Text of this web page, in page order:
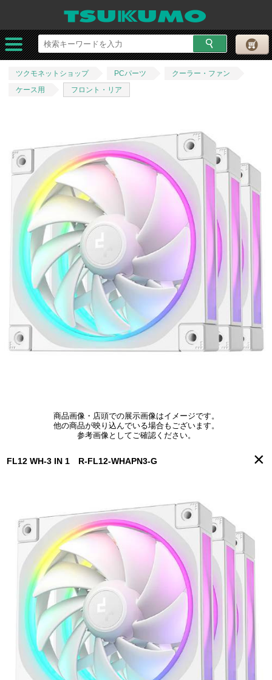
ツクモネットショップ PCパーツ
クーラー・ファン
ケース用
フロント・リア
商品画像・店頭での展示画像はイメージです。
他の商品が映り込んでいる場合もございます。
参考画像としてご確認ください。
×
FL12 WH-3 IN 1 R-FL12-WHAPN3-G